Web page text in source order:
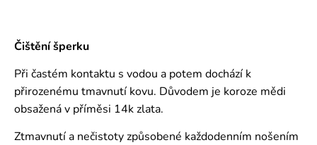
Čištění šperku
Při častém kontaktu s vodou a potem dochází k
přirozenému tmavnutí kovu. Důvodem je koroze mědi
obsažená v příměsi 14k zlata.
Ztmavnutí a nečistoty způsobené každodenním nošením